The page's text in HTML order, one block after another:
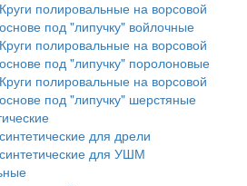
Круги полировальные на ворсовой
основе под "липучку" войлочные
Круги полировальные на ворсовой
основе под "липучку" поролоновые
Круги полировальные на ворсовой
основе под "липучку" шерстяные
для дрели
для УШМ